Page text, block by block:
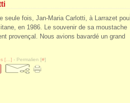
seule fois, Jan-Maria Carlotti, à Larrazet pou
en 1986. Le souvenir de sa moustache
provençal. Nous avions bavardé un grand
[ ] - Permalien [#]